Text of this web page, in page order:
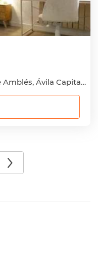
San Nicolás-La Toledana-Valle Amblés, Ávila Capital, Ávila